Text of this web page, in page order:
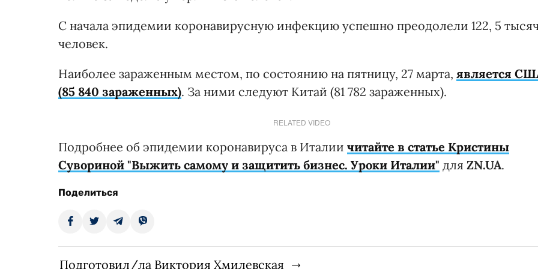
С начала эпидемии коронавирусную инфекцию успешно преодолели 122, 5
человек.
Наиболее зараженным местом, по состоянию на пятницу, 27 марта, является
(85 840 зараженных). За ними следуют Китай (81 782 зараженных).
RELATED VIDEO
Подробнее об эпидемии коронавируса в Италии читайте в статье Кристины
Сувориной "Выжить самому и защитить бизнес. Уроки Италии" для ZN.UA.
Поделиться
Подготовил/ла Виктория Хмилевская